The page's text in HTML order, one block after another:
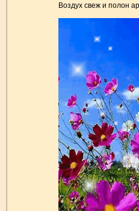
Воздух свеж и полон